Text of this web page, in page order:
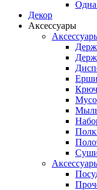
Декор
Аксессуары